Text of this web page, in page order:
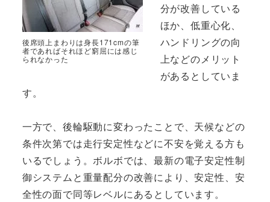
後席頭上まわりは身長171cmの筆
者であればそれほど窮屈には感じ
られなかった
分が改善している
ほか、低重心化、
ハンドリングの向
上などのメリット
があるとしていま
す。
一方で、後輪駆動に変わったことで、天候などの
条件次第では走行安定性などに不安を覚える方も
いるでしょう。ボルボでは、最新の電子安定性制
御システムと重量配分の改善により、安定性、安
全性の面で同等レベルにあるとしています。